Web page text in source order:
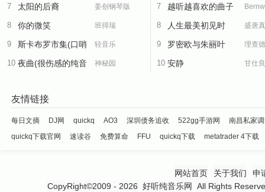
7
太阳的后裔
OST《Always》
姜创钢琴版
8 你的微笑 班得瑞
9
斯卡布罗市集(口哨
曲)
轻音乐
10 夜曲(很伤感的纯音
神秘园
7 越听越喜欢的曲子
Koch
8 人生最美初见时 盛唐
9 罗密欧与朱丽叶 理查德
10 安静 甘仕良
友情链接
每日文摘 DJ网 quickq AO3 深圳债务追收 522gg手游网
南昌私家
quickq下载官网
速读谷 免费算命 FFU quickq下载 metatrader 4下载
网站首页 关于我们
申
CopyRight©2009 - 2026 好听纯音乐网
All Rights